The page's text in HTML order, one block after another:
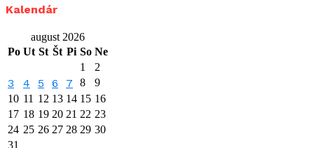
Kalendár
august 2026
Po Ut St Št Pi So Ne
1
2
3 4 5 6 7 8
9
10 11 12 13 14 15 16
17 18 19 20 21 22 23
24 25 26 27 28 29 30
31